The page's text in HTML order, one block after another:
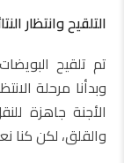
التلقيح وانتظار
تم تلقيح
وبدأنا مرحلة
الأجنة جاهزة
والقلق، لكن كنا